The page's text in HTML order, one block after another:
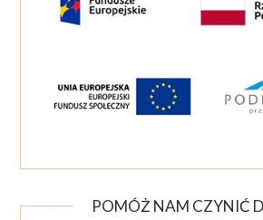
POMÓŻ NAM CZYNIĆ